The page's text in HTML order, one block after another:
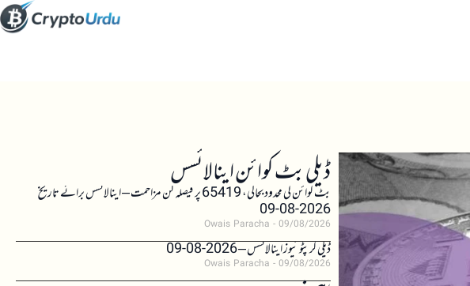
ڈیلی بٹ کوائن اینالائسسبٹ کوائن کی محدود بحالی، 65419 پر فیصلہ کن مزاحمت – اینالائسس برائے تاریخ
2026-08-09
Owais Paracha 09/08/2026
ڈیلی کرپٹو نیوز اینالائسس – 2026-08-09
Owais Paracha 09/08/2026